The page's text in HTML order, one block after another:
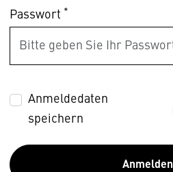
Passwort *
Anmeldedaten
speichern
Anmelden